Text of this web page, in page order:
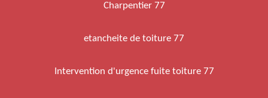
Charpentier 77
etancheite de toiture 77
Intervention d'urgence fuite toiture 77